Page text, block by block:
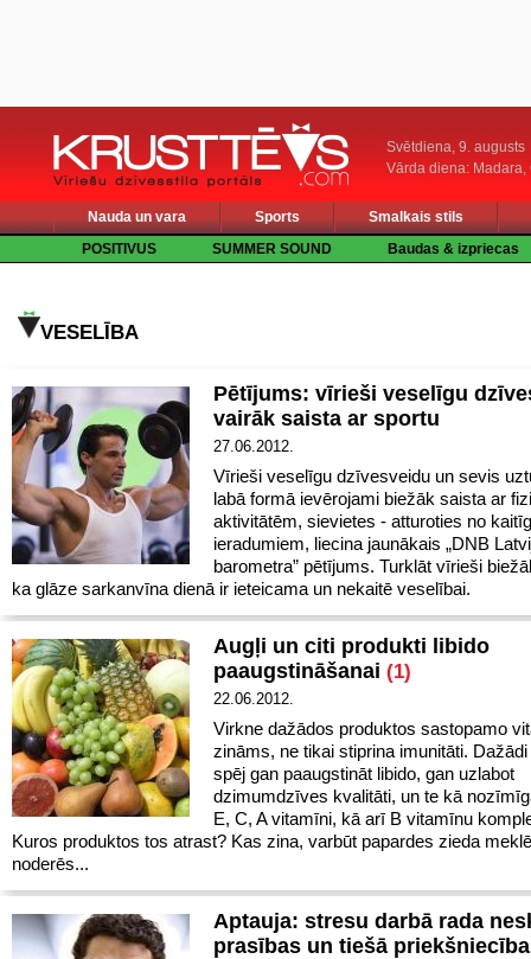
Svētdiena, 9. augusts
Vārda diena: Madara,
Nauda un vara Sports
Smalkais stils
POSITIVUS
SUMMER SOUND Baudas & izpriecas
VESELĪBA
Pētījums: vīrieši veselīgu
vairāk saista ar sportu
27.06.2012.
Vīrieši veselīgu dzīvesveidu un sevis
labā formā ievērojami biežāk saista ar
aktivitātēm, sievietes - atturoties no
ieradumiem, liecina jaunākais „DNB
barometra” pētījums. Turklāt vīrieši
ka glāze sarkanvīna dienā ir ieteicama un nekaitē veselībai.
Augļi un citi produkti libido
paaugstināšanai (1)
22.06.2012.
Virkne dažādos produktos sastopamo
zināms, ne tikai stiprina imunitāti.
spēj gan paaugstināt libido, gan uzlabot
dzimumdzīves kvalitāti, un te kā
E, C, A vitamīni, kā arī B vitamīnu
Kuros produktos tos atrast? Kas zina, varbūt papardes zieda
noderēs...
Aptauja: stresu darbā rada
prasības un tiešā priekšniecība